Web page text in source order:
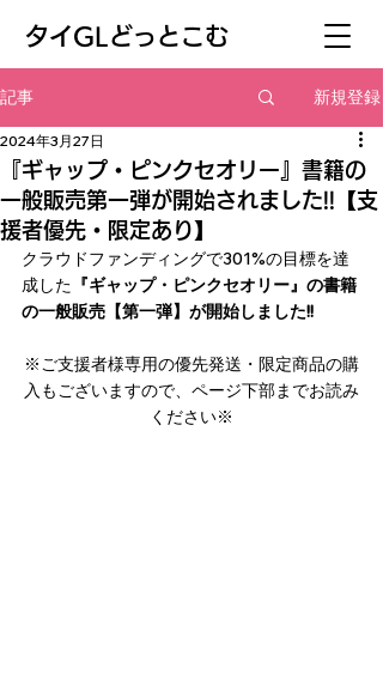
​タイGLどっとこむ
記事 新規登録
『ギャップ・ピンクセオリー』書籍の
一般販売第一弾が開始されました!!【支
援者優先・限定あり】
2024年3月27日
クラウドファンディングで301%の目標を達
成した 『ギャップ・ピンクセオリー』の書籍
の一般販売【第一弾】が開始しました!!
※ご支援者様専用の優先発送・限定商品の購
入もございますので、ページ下部までお読み
ください※